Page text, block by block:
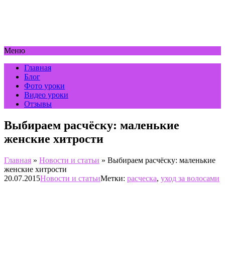
Меню
Главная
Блог
Фото уроки
Видео уроки
Отзывы
Выбираем расчёску: маленькие
женские хитрости
Главная » Новости и статьи » Выбираем расчёску: маленькие
женские хитрости
20.07.2015Новости и статьиМетки: расческа, уход за волосами